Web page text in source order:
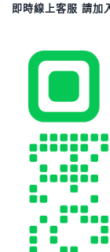
即時線上客服 請加